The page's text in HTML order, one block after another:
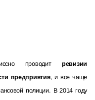
проводит ревизии
предприятия, и все чаще
полиции. В 2014 году